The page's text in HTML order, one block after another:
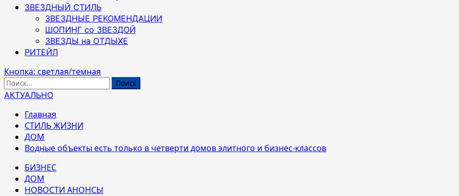
ЗВЕЗДНЫЙ СТИЛЬ
ЗВЕЗДНЫЕ РЕКОМЕНДАЦИИ
ШОПИНГ со ЗВЕЗДОЙ
ЗВЕЗДЫ на ОТДЫХЕ
РИТЕЙЛ
Кнопка: светлая/темная
Найти:
АКТУАЛЬНО
Главная
СТИЛЬ ЖИЗНИ
ДОМ
Водные объекты есть только в четверти домов элитного и бизнес-классов
БИЗНЕС
ДОМ
НОВОСТИ АНОНСЫ